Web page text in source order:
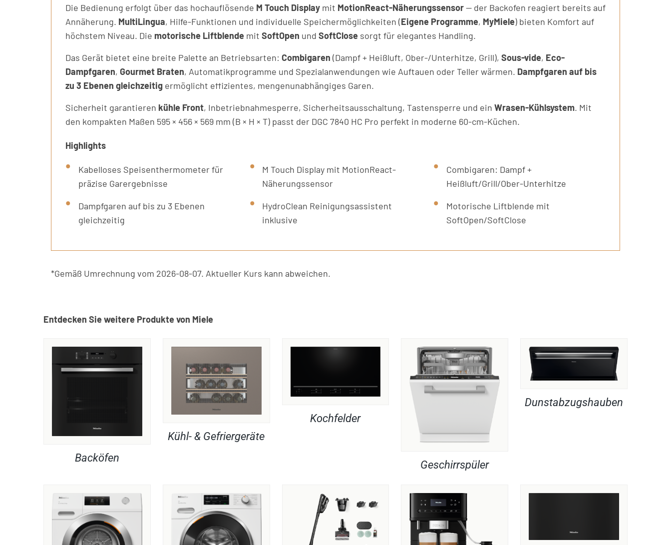
Die Bedienung erfolgt über das hochauflösende M Touch Display mit MotionReact-Näherungssensor— der Backofen reagiert bereits auf
Annäherung. MultiLingua, Hilfe-Funktionen und individuelle Speichermöglichkeiten (Eigene Programme, MyMiele) bieten Komfort auf
höchstem Niveau. Die motorische Liftblende mit SoftOpen und SoftClose sorgt für elegantes Handling.
Das Gerät bietet eine breite Palette an Betriebsarten: Combigaren (Dampf + Heißluft, Ober-/Unterhitze, Grill), Sous-vide, Eco-
Dampfgaren, Gourmet Braten, Automatikprogramme und Spezialanwendungen wie Auftauen oder Teller wärmen. Dampfgaren auf bis
zu 3 Ebenen gleichzeitig ermöglicht effizientes, mengenunabhängiges Garen.
Sicherheit garantieren kühle Front, Inbetriebnahmesperre, Sicherheitsausschaltung, Tastensperre und ein Wrasen-Kühlsystem. Mit
den kompakten Maßen 595 × 456 × 569 mm (B × H × T) passt der DGC 7840 HC Pro perfekt in moderne 60-cm-Küchen.
Highlights
Kabelloses Speisenthermometer für
präzise Garergebnisse
M Touch Display mit MotionReact-
Näherungssensor
Combigaren: Dampf +
Heißluft/Grill/Ober-Unterhitze
Dampfgaren auf bis zu 3 Ebenen
gleichzeitig
HydroClean Reinigungsassistent
inklusive
Motorische Liftblende mit
SoftOpen/SoftClose
*Gemäß Umrechnung vom 2026-08-07. Aktueller Kurs kann abweichen.
Entdecken Sie weitere Produkte von Miele
Backöfen
Kühl- & Gefriergeräte
Kochfelder
Geschirrspüler
Dunstabzugshauben